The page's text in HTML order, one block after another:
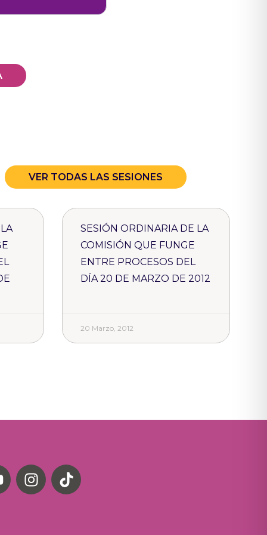
VER TODAS LAS SESIONES
SESIÓN ORDINARIA DE LA
COMISIÓN QUE FUNGE
ENTRE PROCESOS DEL
DÍA 20 DE MARZO DE 2012
20 Marzo, 2012